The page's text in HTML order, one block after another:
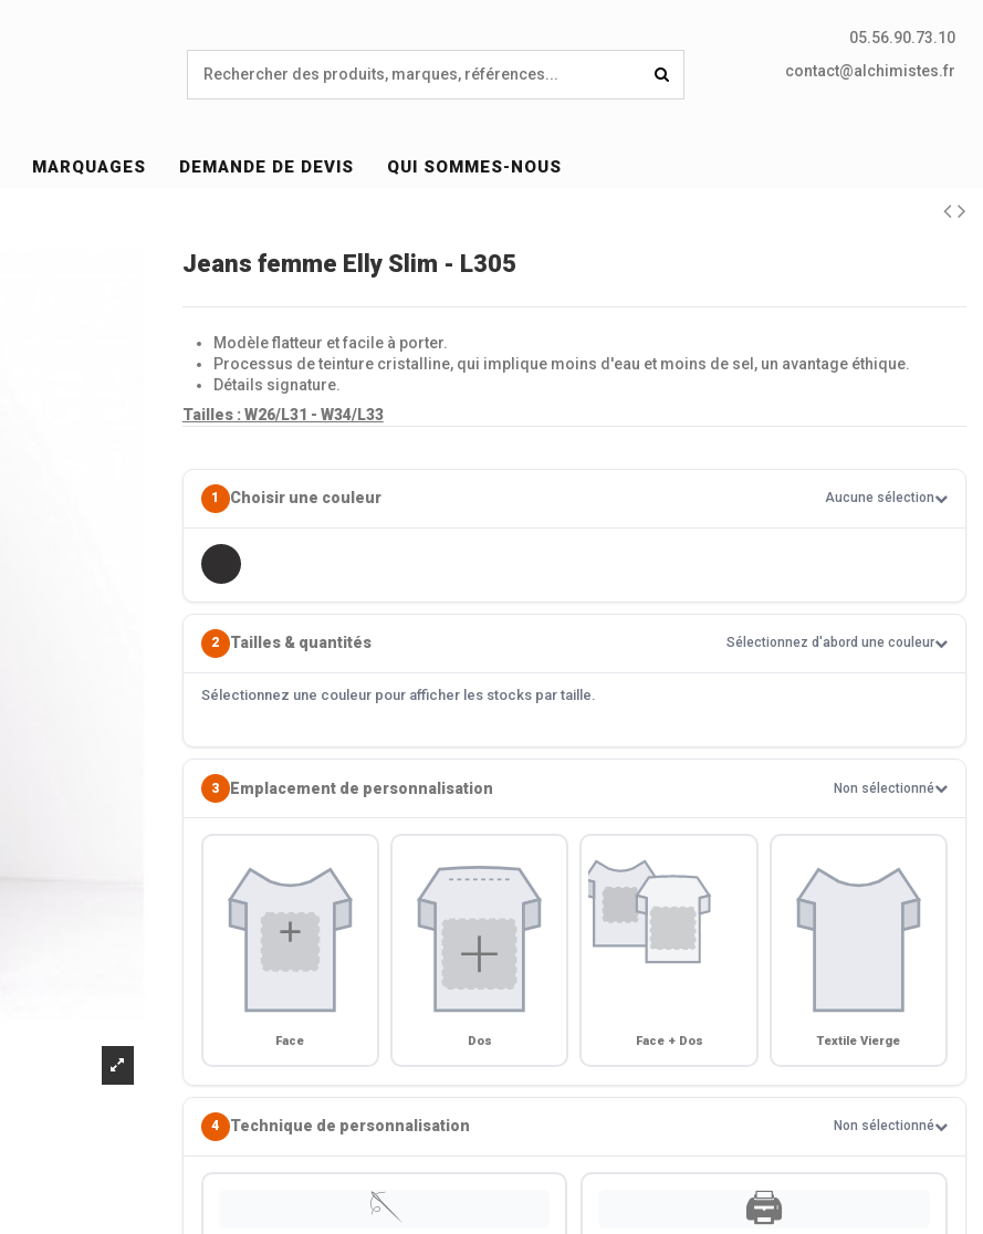
05.56.90.73.10
contact@alchimistes.fr
MARQUAGES DEMANDE DE DEVIS QUI SOMMES-NOUS
Jeans femme Elly Slim - L305
Modèle flatteur et facile à porter.
Processus de teinture cristalline, qui implique moins d'eau et moins de sel, un avantage éthique.
Détails signature.
Tailles : W26/L31 - W34/L33
1 Choisir une couleur Aucune sélection
2 Tailles & quantités Sélectionnez d'abord une couleur
Sélectionnez une couleur pour afficher les stocks par taille.
3 Emplacement de personnalisation Non sélectionné
Face Dos Face + Dos Textile Vierge
4 Technique de personnalisation Non sélectionné
🪡 🖨️